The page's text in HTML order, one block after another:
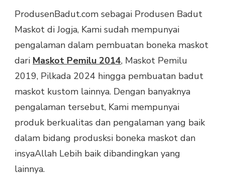
ProdusenBadut.com sebagai Produsen Badut
Maskot di Jogja, Kami sudah mempunyai
pengalaman dalam pembuatan boneka maskot
dari Maskot Pemilu 2014, Maskot Pemilu
2019, Pilkada 2024 hingga pembuatan badut
maskot kustom lainnya. Dengan banyaknya
pengalaman tersebut, Kami mempunyai
produk berkualitas dan pengalaman yang baik
dalam bidang produsksi boneka maskot dan
insyaAllah Lebih baik dibandingkan yang
lainnya.